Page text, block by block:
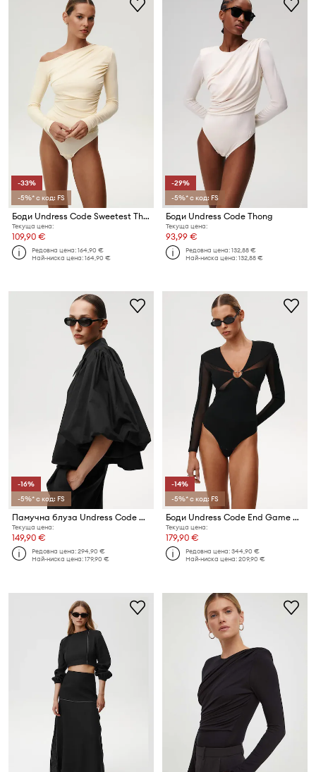
-33%
-5%* с код: FS
Боди Undress Code Sweetest Thing Bodysuit
Текуща цена:
109,90 €
Редовна цена:164,90 €
Най-ниска цена:164,90 €
-29%
-5%* с код: FS
Боди Undress Code Thong
Текуща цена:
93,99 €
Редовна цена:132,88 €
Най-ниска цена:132,88 €
-16%
-5%* с код: FS
Памучна блуза Undress Code Buonasera Shirt
Текуща цена:
149,90 €
Редовна цена:294,90 €
Най-ниска цена:179,90 €
-14%
-5%* с код: FS
Боди Undress Code End Game Bodysuit
Текуща цена:
179,90 €
Редовна цена:344,90 €
Най-ниска цена:209,90 €